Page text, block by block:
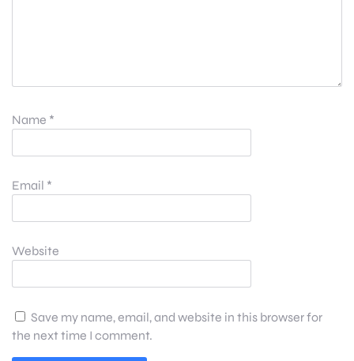
Name *
Email *
Website
Save my name, email, and website in this browser for
the next time I comment.